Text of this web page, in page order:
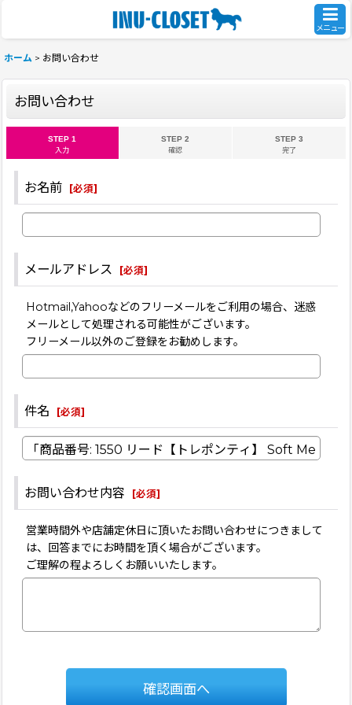
メニュー
ホーム > お問い合わせ
お問い合わせ
STEP 1
入力
STEP 2
確認
STEP 3
完了
お名前 [必須]
メールアドレス [必須]
Hotmail,Yahooなどのフリーメールをご利用の場合、迷惑
メールとして処理される可能性がございます。
フリーメール以外のご登録をお勧めします。
件名 [必須]
お問い合わせ内容 [必須]
営業時間外や店舗定休日に頂いたお問い合わせにつきまして
は、回答までにお時間を頂く場合がございます。
ご理解の程よろしくお願いいたします。
確認画面へ